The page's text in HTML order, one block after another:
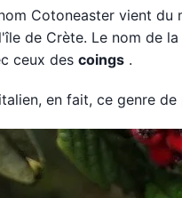
Cotoneaster vient du
de Crète. Le nom de
ceux des coings .
en fait, ce genre